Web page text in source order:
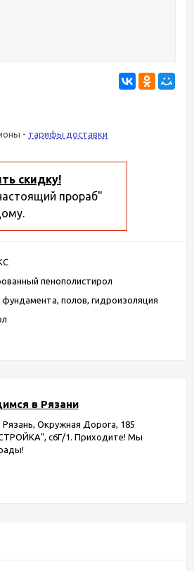
- тарифы доставки
скидку!
прораб"
пенополистирол
фундамента, полов, гидроизоляция
в Рязани
Рязань, Окружная Дорога, 185
с6Г/1. Приходите! Мы